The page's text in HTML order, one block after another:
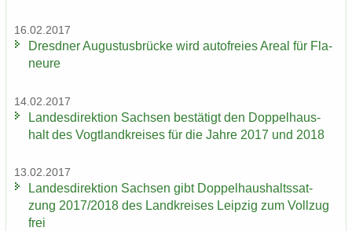
16.02.2017
Dresd­ner Au­gus­tus­brü­cke wird au­to­frei­es Areal für Fla­
neu­re
14.02.2017
Lan­des­di­rek­ti­on Sach­sen be­stä­tigt den Dop­pel­haus­
halt des Vogt­land­krei­ses für die Jahre 2017 und 2018
13.02.2017
Lan­des­di­rek­ti­on Sach­sen gibt Dop­pel­haus­halts­sat­
zung 2017/2018 des Land­krei­ses Leip­zig zum Voll­zug
frei